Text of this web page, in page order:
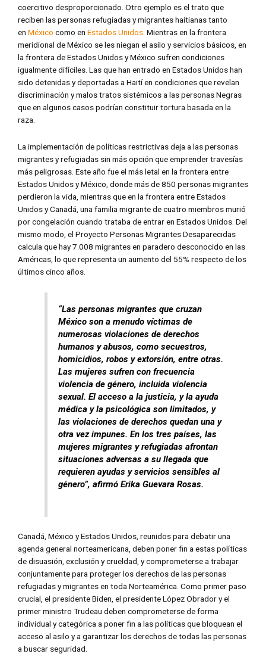
coercitivo desproporcionado. Otro ejemplo es el trato que
reciben las personas refugiadas y migrantes haitianas tanto
en México como en Estados Unidos . Mientras en la frontera
meridional de México se les niegan el asilo y servicios básicos, en
la frontera de Estados Unidos y México sufren condiciones
igualmente difíciles. Las que han entrado en Estados Unidos han
sido detenidas y deportadas a Haití en condiciones que revelan
discriminación y malos tratos sistémicos a las personas Negras
que en algunos casos podrían constituir tortura basada en la
raza.
La implementación de políticas restrictivas deja a las personas
migrantes y refugiadas sin más opción que emprender travesías
más peligrosas. Este año fue el más letal en la frontera entre
Estados Unidos y México, donde más de 850 personas migrantes
perdieron la vida, mientras que en la frontera entre Estados
Unidos y Canadá, una familia migrante de cuatro miembros murió
por congelación cuando trataba de entrar en Estados Unidos. Del
mismo modo, el Proyecto Personas Migrantes Desaparecidas
calcula que hay 7.008 migrantes en paradero desconocido en las
Américas, lo que representa un aumento del 55% respecto de los
últimos cinco años.
“Las personas migrantes que cruzan
México son a menudo víctimas de
numerosas violaciones de derechos
humanos y abusos, como secuestros,
homicidios, robos y extorsión, entre otras.
Las mujeres sufren con frecuencia
violencia de género, incluida violencia
sexual. El acceso a la justicia, y la ayuda
médica y la psicológica son limitados, y
las violaciones de derechos quedan una y
otra vez impunes. En los tres países, las
mujeres migrantes y refugiadas afrontan
situaciones adversas a su llegada que
requieren ayudas y servicios sensibles al
género”, afirmó Erika Guevara Rosas.
Canadá, México y Estados Unidos, reunidos para debatir una
agenda general norteamericana, deben poner fin a estas políticas
de disuasión, exclusión y crueldad, y comprometerse a trabajar
conjuntamente para proteger los derechos de las personas
refugiadas y migrantes en toda Norteamérica. Como primer paso
crucial, el presidente Biden, el presidente López Obrador y el
primer ministro Trudeau deben comprometerse de forma
individual y categórica a poner fin a las políticas que bloquean el
acceso al asilo y a garantizar los derechos de todas las personas
a buscar seguridad.